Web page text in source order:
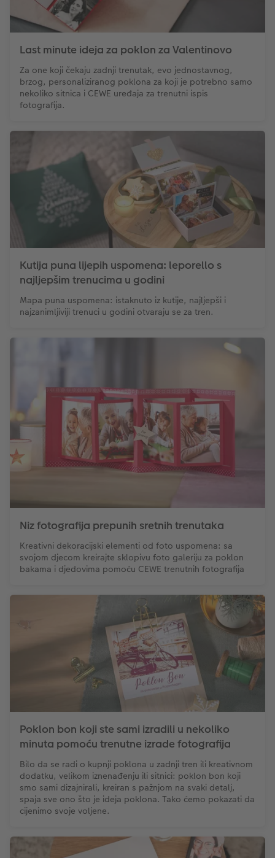
Last minute ideja za poklon za Valentinovo
Za one koji čekaju zadnji trenutak, evo jednostavnog,
brzog, personaliziranog poklona za koji je potrebno samo
nekoliko sitnica i CEWE uređaja za trenutni ispis
fotografija.
Kutija puna lijepih uspomena: leporello s
najljepšim trenucima u godini
Mapa puna uspomena: istaknuto iz kutije, najljepši i
najzanimljiviji trenuci u godini otvaraju se za tren.
Niz fotografija prepunih sretnih trenutaka
Kreativni dekoracijski elementi od foto uspomena: sa
svojom djecom kreirajte sklopivu foto galeriju za poklon
bakama i djedovima pomoću CEWE trenutnih fotografija
Poklon bon koji ste sami izradili u nekoliko
minuta pomoću trenutne izrade fotografija
Bilo da se radi o kupnji poklona u zadnji tren ili kreativnom
dodatku, velikom iznenađenju ili sitnici: poklon bon koji
smo sami dizajnirali, kreiran s pažnjom na svaki detalj,
spaja sve ono što je ideja poklona. Tako ćemo pokazati da
cijenimo svoje voljene.